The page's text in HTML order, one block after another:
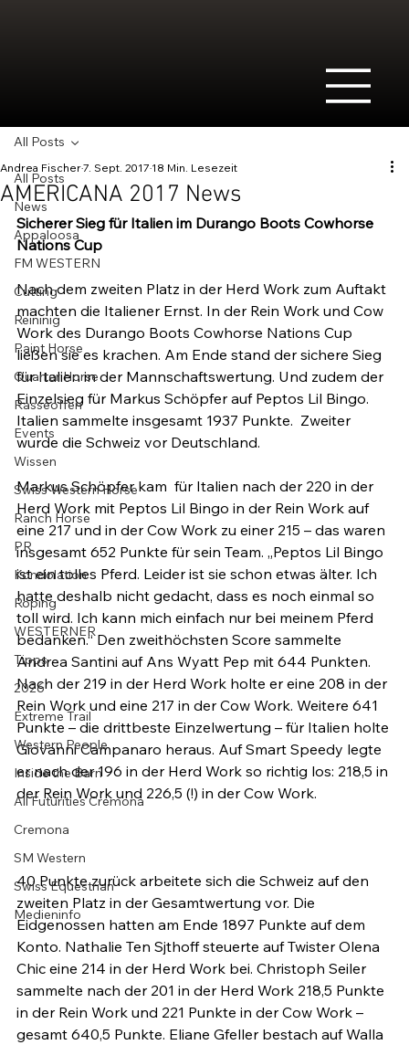
All Posts
News
Appaloosa
FM WESTERN
Cutting
Reininig
Paint Horse
Quarter Horse
Rasseoffen
Events
Wissen
Swiss Western Horse
Ranch Horse
PR
Kondolation
Roping
WESTERNER
Tipps
2026
Extreme Trail
Western People
Inside the Barn
All Futurities Cremona
Cremona
SM Western
Swiss Equestrian
Medieninfo
All Posts
AMERICANA 2017 News
Andrea Fischer7. Sept. 2017 18 Min. Lesezeit
Sicherer Sieg für Italien im Durango Boots Cowhorse
Nations Cup
Nach dem zweiten Platz in der Herd Work zum Auftakt
machten die Italiener Ernst. In der Rein Work und Cow
Work des Durango Boots Cowhorse Nations Cup
ließen sie es krachen. Am Ende stand der sichere Sieg
für Italien in der Mannschaftswertung. Und zudem der
Einzelsieg für Markus Schöpfer auf Peptos Lil Bingo.
Italien sammelte insgesamt 1937 Punkte.  Zweiter
wurde die Schweiz vor Deutschland.
Markus Schöpfer kam  für Italien nach der 220 in der
Herd Work mit Peptos Lil Bingo in der Rein Work auf
eine 217 und in der Cow Work zu einer 215 – das waren
insgesamt 652 Punkte für sein Team. „Peptos Lil Bingo
ist ein tolles Pferd. Leider ist sie schon etwas älter. Ich
hatte deshalb nicht gedacht, dass es noch einmal so
toll wird. Ich kann mich einfach nur bei meinem Pferd
bedanken.“ Den zweithöchsten Score sammelte
Andrea Santini auf Ans Wyatt Pep mit 644 Punkten.
Nach der 219 in der Herd Work holte er eine 208 in der
Rein Work und eine 217 in der Cow Work. Weitere 641
Punkte – die drittbeste Einzelwertung – für Italien holte
Giovanni Campanaro heraus. Auf Smart Speedy legte
er nach der 196 in der Herd Work so richtig los: 218,5 in
der Rein Work und 226,5 (!) in der Cow Work.
40 Punkte zurück arbeitete sich die Schweiz auf den
zweiten Platz in der Gesamtwertung vor. Die
Eidgenossen hatten am Ende 1897 Punkte auf dem
Konto. Nathalie Ten Sjthoff steuerte auf Twister Olena
Chic eine 214 in der Herd Work bei. Christoph Seiler
sammelte nach der 201 in der Herd Work 218,5 Punkte
in der Rein Work und 221 Punkte in der Cow Work –
gesamt 640,5 Punkte. Eliane Gfeller bestach auf Walla